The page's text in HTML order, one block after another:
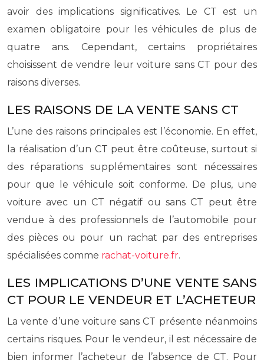
avoir des implications significatives. Le CT est un
examen obligatoire pour les véhicules de plus de
quatre ans. Cependant, certains propriétaires
choisissent de vendre leur voiture sans CT pour des
raisons diverses.
LES RAISONS DE LA VENTE SANS CT
L’une des raisons principales est l’économie. En effet,
la réalisation d’un CT peut être coûteuse, surtout si
des réparations supplémentaires sont nécessaires
pour que le véhicule soit conforme. De plus, une
voiture avec un CT négatif ou sans CT peut être
vendue à des professionnels de l’automobile pour
des pièces ou pour un rachat par des entreprises
spécialisées comme rachat-voiture.fr.
LES IMPLICATIONS D’UNE VENTE SANS
CT POUR LE VENDEUR ET L’ACHETEUR
La vente d’une voiture sans CT présente néanmoins
certains risques. Pour le vendeur, il est nécessaire de
bien informer l’acheteur de l’absence de CT. Pour